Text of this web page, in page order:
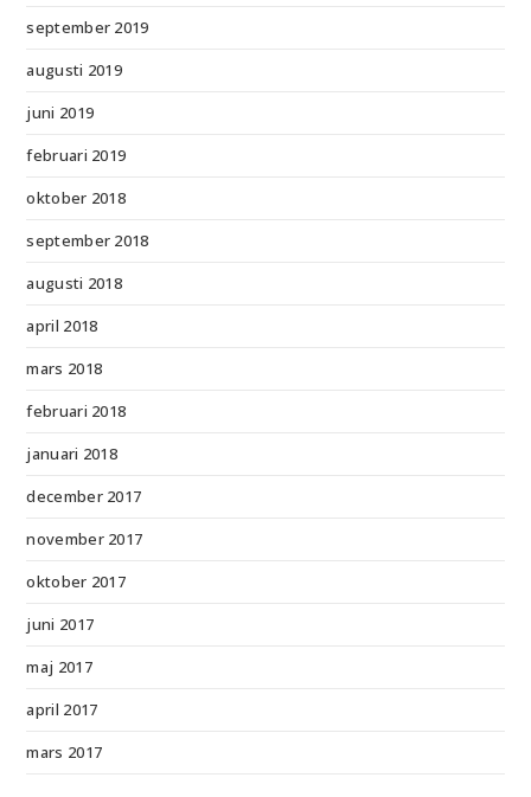
september 2019
augusti 2019
juni 2019
februari 2019
oktober 2018
september 2018
augusti 2018
april 2018
mars 2018
februari 2018
januari 2018
december 2017
november 2017
oktober 2017
juni 2017
maj 2017
april 2017
mars 2017